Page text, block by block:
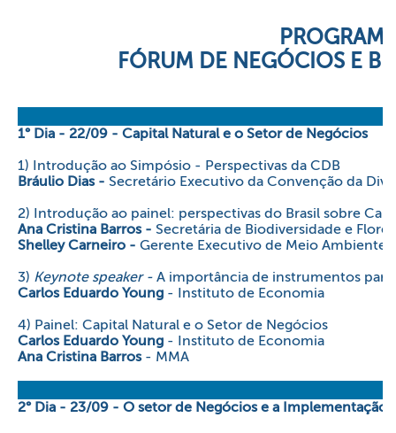
FÓRUM DE NEGÓCIOS E
1° Dia - 22/09 - Capital Natural e o Setor de Negócios
1) Introdução ao Simpósio - Perspectivas da CDB
Bráulio Dias - Secretário Executivo da Convenção da
2) Introdução ao painel: perspectivas do Brasil sobre
Ana Cristina Barros - Secretária de Biodiversidade e
Shelley Carneiro - Gerente Executivo de Meio Ambiente
3) Keynote speaker - A importância de instrumentos
Carlos Eduardo Young - Instituto de Economia
4) Painel: Capital Natural e o Setor de Negócios
Carlos Eduardo Young - Instituto de Economia
Ana Cristina Barros- MMA
2° Dia - 23/09 - O setor de Negócios e a Implementação